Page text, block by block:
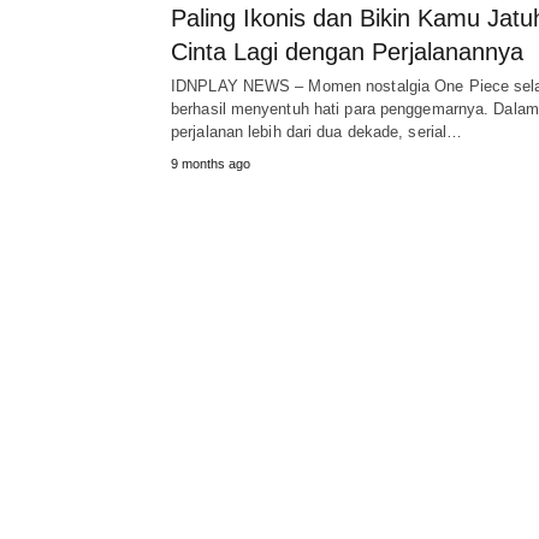
Paling Ikonis dan Bikin Kamu
Cinta Lagi dengan Perjalanannya
IDNPLAY NEWS – Momen nostalgia One Piece
berhasil menyentuh hati para penggemarnya. Dalam
perjalanan lebih dari dua dekade, serial…
9 months ago